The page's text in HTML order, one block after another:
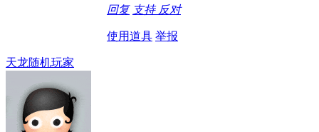
回复 支持 反对
使用道具 举报
天龙随机玩家